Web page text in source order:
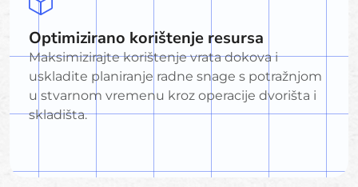
Optimizirano korištenje resursa
Maksimizirajte korištenje vrata dokova i
uskladite planiranje radne snage s potražnjom
u stvarnom vremenu kroz operacije dvorišta i
skladišta.